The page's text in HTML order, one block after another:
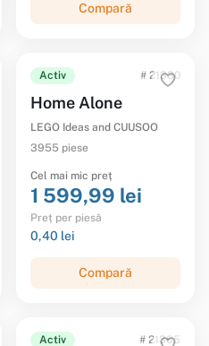
Compară
Activ # 21330
Home Alone
LEGO Ideas and CUUSOO
3955 piese
Cel mai mic preț
1 599,99 lei
Preț per piesă
0,40 lei
Compară
Activ # 21365